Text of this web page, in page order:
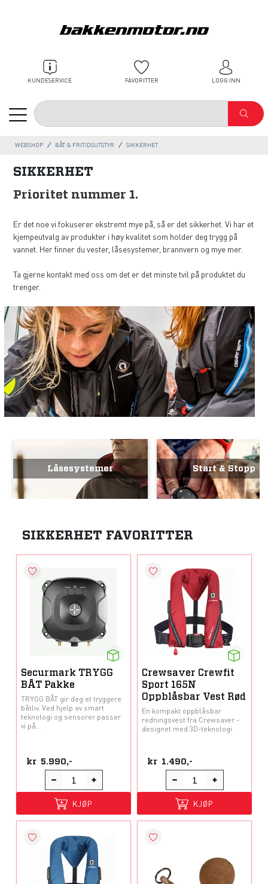
KUNDESERVICE FAVORITTER LOGG INN
WEBSHOP BÅT & FRITIDSUTSTYR SIKKERHET
SIKKERHET
Prioritet nummer 1.
Er det noe vi fokuserer ekstremt mye på, så er det sikkerhet. Vi har et
kjempeutvalg av produkter i høy kvalitet som holder deg trygg på
vannet. Her finner du vester, låsesystemer, brannvern og mye mer.
Ta gjerne kontakt med oss om det er det minste tvil på produktet du
trenger.
Låsesystemer Start & Stopp
SIKKERHET FAVORITTER
Securmark TRYGG
BÅT Pakke
TRYGG BÅT gir deg et tryggere
båtliv. Ved hjelp av smart
teknologi og sensorer passer
vi på...
kr 5.990,-
KJØP
Crewsaver Crewfit
Sport 165N
Oppblåsbar Vest Rød
En kompakt oppblåsbar
redningsvest fra Crewsaver -
designet med 3D-teknologi.
kr 1.490,-
KJØP